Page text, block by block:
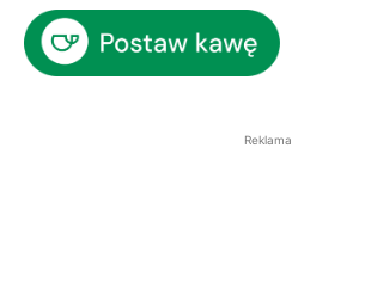
Reklama